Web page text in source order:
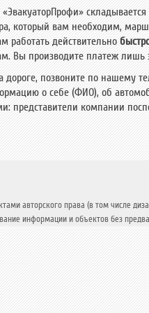
который вам необходим,
работать действительно
Вы производите платеж
позвоните по нашему
о себе (ФИО), об
представители компании
авторского права (в том числе
информации и объектов без